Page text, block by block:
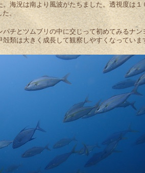
海況は南より風波がたちました。透視度は１
た。
チとツムブリの中に交じって初めてみるナン
類は大きく成長して観察しやすくなっていま